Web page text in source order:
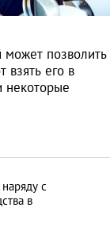
позволить
взять его в
некоторые
с
в